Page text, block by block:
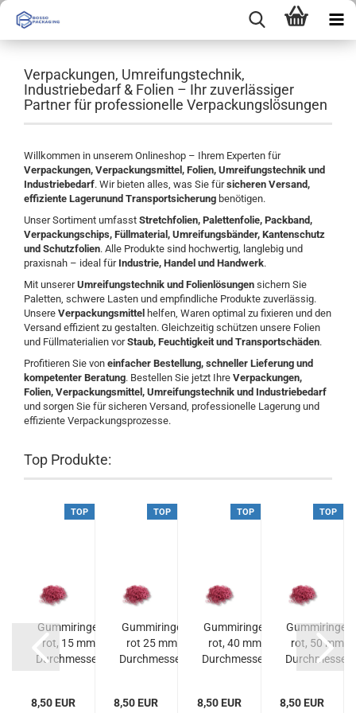
Verpackungen, Umreifungstechnik,
Industriebedarf & Folien – Ihr zuverlässiger
Partner für professionelle Verpackungslösungen
Willkommen in unserem Onlineshop – Ihrem Experten für
Verpackungen, Verpackungsmittel, Folien, Umreifungstechnik und
Industriebedarf. Wir bieten alles, was Sie fürsicheren Versand,
effiziente Lagerunund Transportsicherung benötigen.
Unser Sortiment umfasst Stretchfolien, Palettenfolie, Packband,
Verpackungschips, Füllmaterial, Umreifungsbänder, Kantenschutz
und Schutzfolien. Alle Produkte sind hochwertig, langlebig und
praxisnah – ideal für Industrie, Handel und Handwerk.
Mit unsererUmreifungstechnik und Folienlösungen sichern Sie
Paletten, schwere Lasten und empfindliche Produkte zuverlässig.
Unsere Verpackungsmittel helfen, Waren optimal zu fixieren und den
Versand effizient zu gestalten. Gleichzeitig schützen unsere Folien
und Füllmaterialien vorStaub, Feuchtigkeit und Transportschäden.
Profitieren Sie von einfacher Bestellung, schneller Lieferung und
kompetenter Beratung. Bestellen Sie jetzt Ihre Verpackungen,
Folien, Verpackungsmittel, Umreifungstechnik und Industriebedarf
und sorgen Sie für sicheren Versand, professionelle Lagerung und
effiziente Verpackungsprozesse.
Top Produkte:
TOP
Gummiringe,
rot, 15 mm
Durchmesser
8,50 EUR
TOP
Gummiringe
rot 25 mm
Durchmesser
8,50 EUR
TOP
Gummiringe,
rot, 40 mm
Durchmesser
8,50 EUR
TOP
Gummiringe,
rot, 50 mm
Durchmesser
8,50 EUR